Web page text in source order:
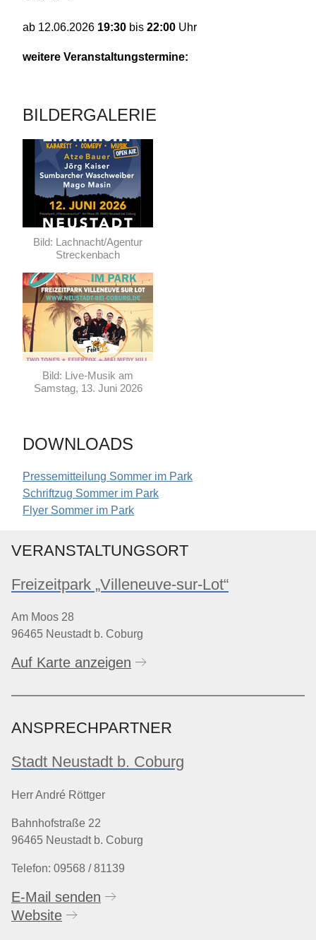
ab 12.06.2026 19:30 bis 22:00 Uhr
weitere Veranstaltungstermine:
BILDERGALERIE
Bild: Lachnacht/Agentur
Streckenbach
Bild: Live-Musik am
Samstag, 13. Juni 2026
DOWNLOADS
Pressemitteilung Sommer im Park
Schriftzug Sommer im Park
Flyer Sommer im Park
VERANSTALTUNGSORT
Freizeitpark „Villeneuve-sur-Lot“
Am Moos 28
96465 Neustadt b. Coburg
Auf Karte anzeigen
ANSPRECHPARTNER
Stadt Neustadt b. Coburg
Herr André Röttger
Bahnhofstraße 22
96465 Neustadt b. Coburg
Telefon: 09568 / 81139
E-Mail senden
Website